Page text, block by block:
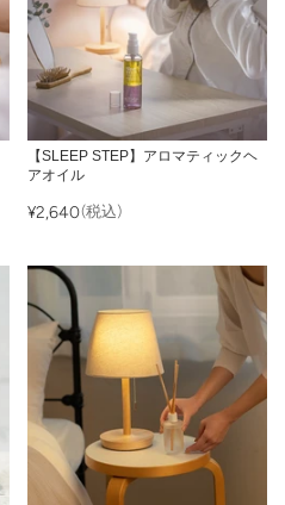
【SLEEP STEP】アロマティックヘ
アオイル
¥2,640(税込)